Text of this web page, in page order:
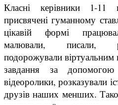
Класні керівники 1-11
присвячені гуманному
цікавій формі
малювали, писали,
подорожували віртуальним
завдання за допомогою
відеоролики, розказували
друзів наших менших.